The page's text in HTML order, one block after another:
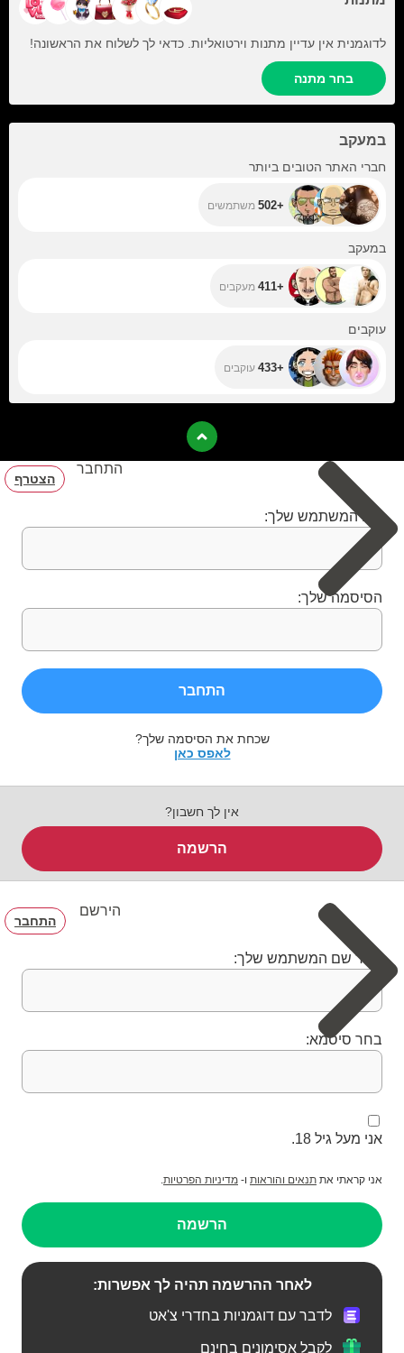
לדוגמנית אין עדיין מתנות וירטואליות. כדאי לך לשלוח את הראשונה!
בחר מתנה
במעקב
חברי האתר הטובים ביותר
+502
+502 משתמשים
במעקב
+411 מעקבים
עוקבים
+433 עוקבים
התחבר
הצטרף
שם המשתמש שלך:
הסיסמה שלך:
התחבר
שכחת את הסיסמה שלך?
לאפס כאן
אין לך חשבון?
הרשמה
הירשם
התחבר
בחר שם המשתמש שלך:
בחר סיסמא:
אני מעל גיל 18.
אני קראתי את תנאים והוראות ו- מדיניות הפרטיות.
הרשמה
לאחר ההרשמה תהיה לך אפשרות:
לדבר עם דוגמניות בחדרי צ'אט
לקבל אסימונים בחינם